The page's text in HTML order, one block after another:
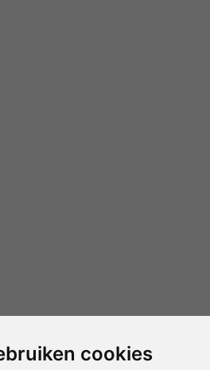
cookies
Update cookies preferences